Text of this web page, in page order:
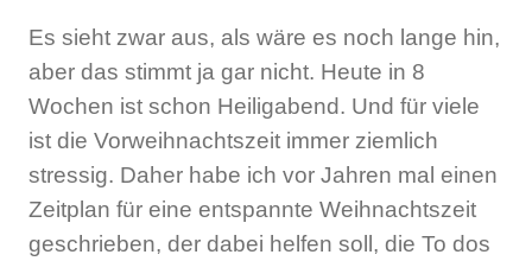
Es sieht zwar aus, als wäre es noch lange hin,
aber das stimmt ja gar nicht. Heute in 8
Wochen ist schon Heiligabend. Und für viele
ist die Vorweihnachtszeit immer ziemlich
stressig. Daher habe ich vor Jahren mal einen
Zeitplan für eine entspannte Weihnachtszeit
geschrieben, der dabei helfen soll, die To dos